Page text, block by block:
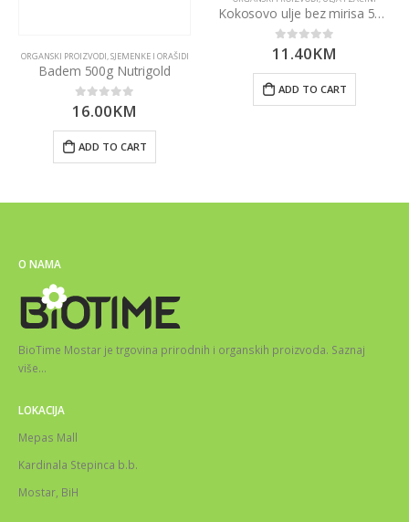
ORGANSKI PROIZVODI,SJEMENKE I ORAŠIDI
Badem 500g Nutrigold
0 out of 5
16.00KM
ADD TO CART
Kokosovo ulje bez mirisa 500ml
0 out of 5
11.40KM
ADD TO CART
O NAMA
BioTime Mostar je trgovina prirodnih i organskih proizvoda. Saznaj
više…
LOKACIJA
Mepas Mall
Kardinala Stepinca b.b.
Mostar, BiH